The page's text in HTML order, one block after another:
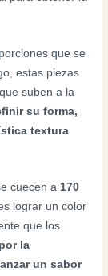
que se
estas piezas
suben a la
su forma,
textura
cuecen a 170
lograr un color
que los
la
un sabor